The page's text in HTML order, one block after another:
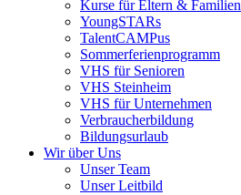
Kurse für Eltern & Familien
YoungSTARs
TalentCAMPus
Sommerferienprogramm
VHS für Senioren
VHS Steinheim
VHS für Unternehmen
Verbraucherbildung
Bildungsurlaub
Wir über Uns
Unser Team
Unser Leitbild